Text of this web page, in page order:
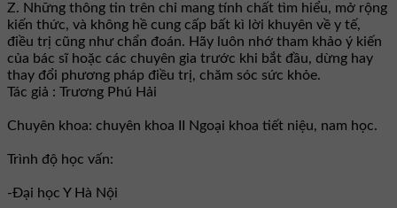
Z. Những thông tin trên chỉ mang tính chất tìm hiểu, mở rộng
kiến thức, và không hề cung cấp bất kì lời khuyên về y tế,
điều trị cũng như chẩn đoán. Hãy luôn nhớ tham khảo ý kiến
của bác sĩ hoặc các chuyên gia trước khi bắt đầu, dừng hay
thay đổi phương pháp điều trị, chăm sóc sức khỏe.
Tác giả : Trương Phú Hải
Chuyên khoa: chuyên khoa II Ngoại khoa tiết niệu, nam học.
Trình độ học vấn:
-Đại học Y Hà Nội